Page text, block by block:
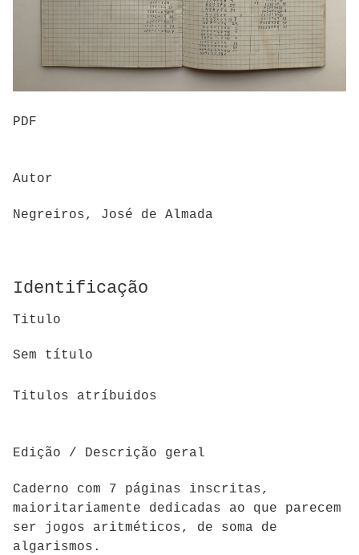
PDF
Autor
Negreiros, José de Almada
Identificação
Titulo
Sem título
Titulos atríbuidos
Edição / Descrição geral
Caderno com 7 páginas inscritas,
maioritariamente dedicadas ao que parecem
ser jogos aritméticos, de soma de
algarismos.